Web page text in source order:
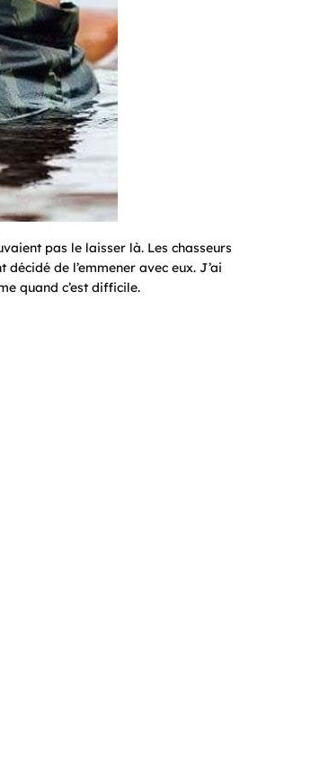
pas le laisser là. Les chasseurs
de l’emmener avec eux. J’ai
quand c’est difficile.